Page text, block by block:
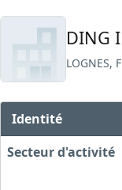
DING
LOGNES,
Identité
Secteur d'activité